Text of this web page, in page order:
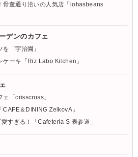
骨董通り沿いの人気店「lohasbeans
デンのカフェ
「宇治園」
ケーキ「Riz Labo Kitchen」
ェ「crisscross」
＆DINING ZelkovA」
すぎる！「Cafeteria S 表参道」